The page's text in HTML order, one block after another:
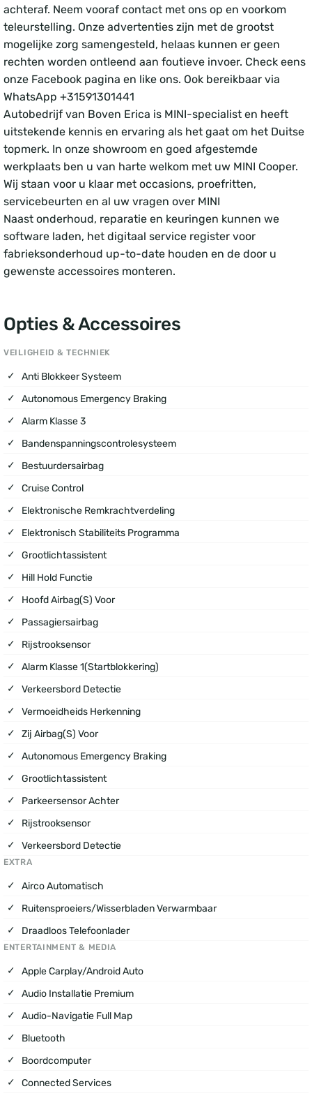
achteraf. Neem vooraf contact met ons op en voorkom
teleurstelling. Onze advertenties zijn met de grootst
mogelijke zorg samengesteld, helaas kunnen er geen
rechten worden ontleend aan foutieve invoer. Check eens
onze Facebook pagina en like ons. Ook bereikbaar via
WhatsApp +31591301441
Autobedrijf van Boven Erica is MINI-specialist en heeft
uitstekende kennis en ervaring als het gaat om het Duitse
topmerk. In onze showroom en goed afgestemde
werkplaats ben u van harte welkom met uw MINI Cooper.
Wij staan voor u klaar met occasions, proefritten,
servicebeurten en al uw vragen over MINI
Naast onderhoud, reparatie en keuringen kunnen we
software laden, het digitaal service register voor
fabrieksonderhoud up-to-date houden en de door u
gewenste accessoires monteren.
Opties & Accessoires
VEILIGHEID & TECHNIEK
Anti Blokkeer Systeem
Autonomous Emergency Braking
Alarm Klasse 3
Bandenspanningscontrolesysteem
Bestuurdersairbag
Cruise Control
Elektronische Remkrachtverdeling
Elektronisch Stabiliteits Programma
Grootlichtassistent
Hill Hold Functie
Hoofd Airbag(s) Voor
Passagiersairbag
Rijstrooksensor
Alarm Klasse 1(startblokkering)
Verkeersbord Detectie
Vermoeidheids Herkenning
Zij Airbag(s) Voor
Autonomous Emergency Braking
Grootlichtassistent
Parkeersensor Achter
Rijstrooksensor
Verkeersbord Detectie
EXTRA
Airco Automatisch
Ruitensproeiers/wisserbladen Verwarmbaar
Draadloos Telefoonlader
ENTERTAINMENT & MEDIA
Apple Carplay/Android Auto
Audio Installatie Premium
Audio-Navigatie Full Map
Bluetooth
Boordcomputer
Connected Services